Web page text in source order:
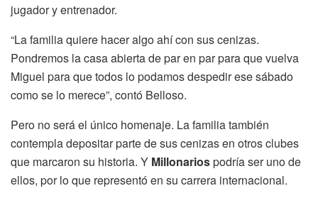
jugador y entrenador.
“La familia quiere hacer algo ahí con sus cenizas.
Pondremos la casa abierta de par en par para que vuelva
Miguel para que todos lo podamos despedir ese sábado
como se lo merece”, contó Belloso.
Pero no será el único homenaje. La familia también
contempla depositar parte de sus cenizas en otros clubes
que marcaron su historia. Y Millonariospodría ser uno de
ellos, por lo que representó en su carrera internacional.